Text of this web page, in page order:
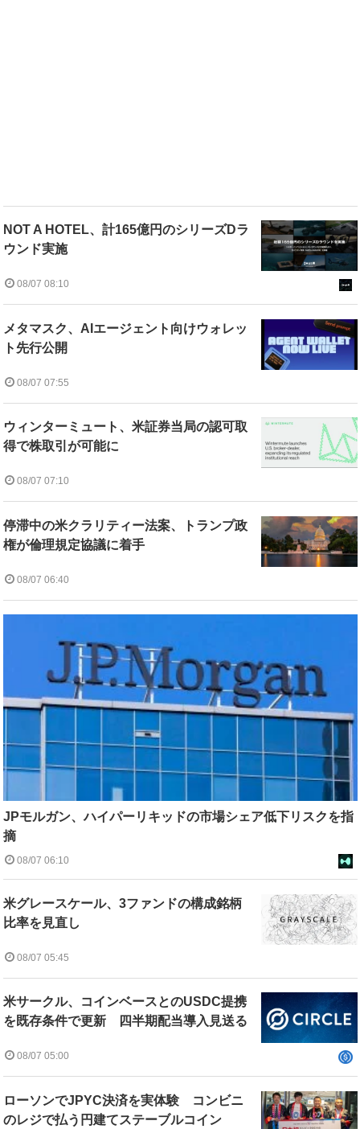
NOT A HOTEL、計165億円のシリーズDラ
ウンド実施
08/07 08:10
メタマスク、AIエージェント向けウォレッ
ト先行公開
08/07 07:55
ウィンターミュート、米証券当局の認可取
得で株取引が可能に
08/07 07:10
停滞中の米クラリティー法案、トランプ政
権が倫理規定協議に着手
08/07 06:40
JPモルガン、ハイパーリキッドの市場シェア低下リスクを指
摘
08/07 06:10
米グレースケール、3ファンドの構成銘柄
比率を見直し
08/07 05:45
米サークル、コインベースとのUSDC提携
を既存条件で更新 四半期配当導入見送る
08/07 05:00
ローソンでJPYC決済を実体験 コンビニ
のレジで払う円建てステーブルコイン